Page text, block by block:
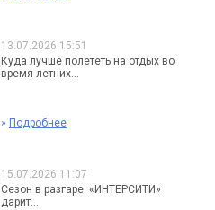
13.07.2026 15:51
Куда лучше полететь на отдых во
время летних...
» Подробнее
15.07.2026 11:07
Сезон в разгаре: «ИНТЕРСИТИ»
дарит...